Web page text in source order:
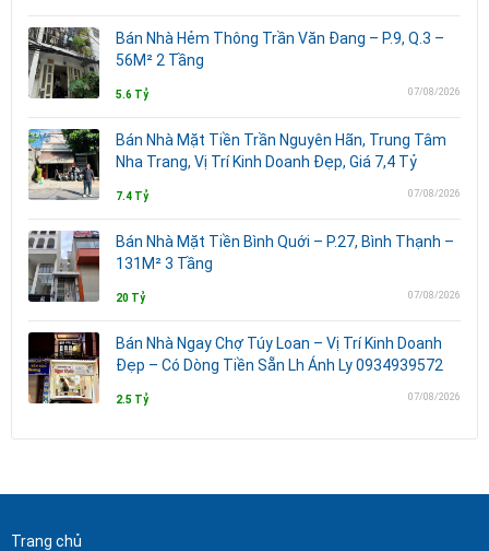
Bán Nhà Hẻm Thông Trần Văn Đang – P.9, Q.3 –
56M² 2 Tầng
5.6 Tỷ 07/08/2026
Bán Nhà Mặt Tiền Trần Nguyên Hãn, Trung Tâm
Nha Trang, Vị Trí Kinh Doanh Đẹp, Giá 7,4 Tỷ
7.4 Tỷ 07/08/2026
Bán Nhà Mặt Tiền Bình Quới – P.27, Bình Thạnh –
131M² 3 Tầng
20 Tỷ 07/08/2026
Bán Nhà Ngay Chợ Túy Loan – Vị Trí Kinh Doanh
Đẹp – Có Dòng Tiền Sẵn Lh Ánh Ly 0934939572
2.5 Tỷ 07/08/2026
Trang chủ